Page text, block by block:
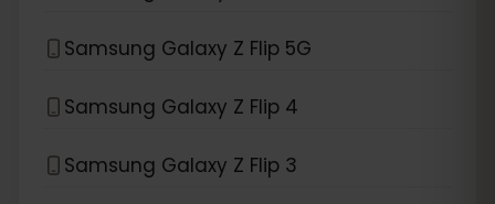
Samsung Galaxy Z Flip 5G
Samsung Galaxy Z Flip 4
Samsung Galaxy Z Flip 3